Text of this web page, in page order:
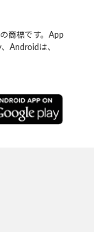
商標です。App
Androidは、